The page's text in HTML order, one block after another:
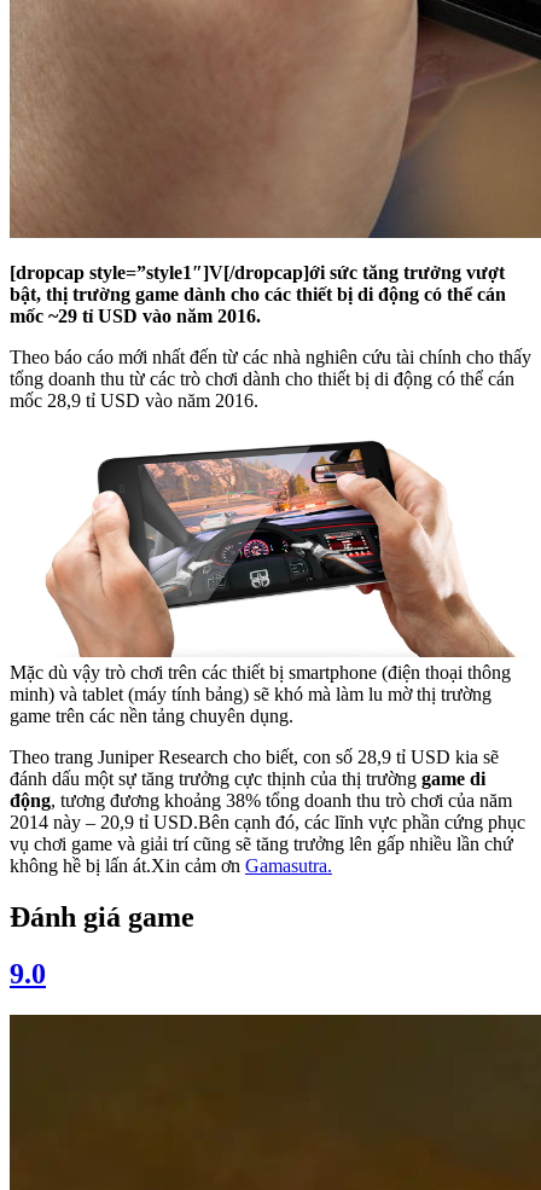
[dropcap style=”style1″]V[/dropcap]ới sức tăng trưởng vượt
bật, thị trường game dành cho các thiết bị di động có thể cán
mốc ~29 tỉ USD vào năm 2016.
Theo báo cáo mới nhất đến từ các nhà nghiên cứu tài chính cho thấy
tổng doanh thu từ các trò chơi dành cho thiết bị di động có thể cán
mốc 28,9 tỉ USD vào năm 2016.
Mặc dù vậy trò chơi trên các thiết bị smartphone (điện thoại thông
minh) và tablet (máy tính bảng) sẽ khó mà làm lu mờ thị trường
game trên các nền tảng chuyên dụng.
Theo trang Juniper Research cho biết, con số 28,9 tỉ USD kia sẽ
đánh dấu một sự tăng trưởng cực thịnh của thị trường game di
động, tương đương khoảng 38% tổng doanh thu trò chơi của năm
2014 này – 20,9 tỉ USD.Bên cạnh đó, các lĩnh vực phần cứng phục
vụ chơi game và giải trí cũng sẽ tăng trưởng lên gấp nhiều lần chứ
không hề bị lấn át.Xin cảm ơn Gamasutra.
Đánh giá game
9.0